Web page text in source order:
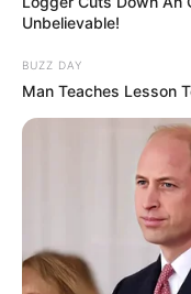
Unbelievable!
BUZZ DAY
Man Teaches Lesson